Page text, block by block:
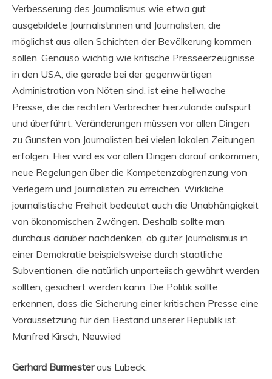
Verbesserung des Journalismus wie etwa gut
ausgebildete Journalistinnen und Journalisten, die
möglichst aus allen Schichten der Bevölkerung kommen
sollen. Genauso wichtig wie kritische Presseerzeugnisse
in den USA, die gerade bei der gegenwärtigen
Administration von Nöten sind, ist eine hellwache
Presse, die die rechten Verbrecher hierzulande aufspürt
und überführt. Veränderungen müssen vor allen Dingen
zu Gunsten von Journalisten bei vielen lokalen Zeitungen
erfolgen. Hier wird es vor allen Dingen darauf ankommen,
neue Regelungen über die Kompetenzabgrenzung von
Verlegern und Journalisten zu erreichen. Wirkliche
journalistische Freiheit bedeutet auch die Unabhängigkeit
von ökonomischen Zwängen. Deshalb sollte man
durchaus darüber nachdenken, ob guter Journalismus in
einer Demokratie beispielsweise durch staatliche
Subventionen, die natürlich unparteiisch gewährt werden
sollten, gesichert werden kann. Die Politik sollte
erkennen, dass die Sicherung einer kritischen Presse eine
Voraussetzung für den Bestand unserer Republik ist.
Manfred Kirsch, Neuwied
Gerhard Burmesteraus Lübeck: